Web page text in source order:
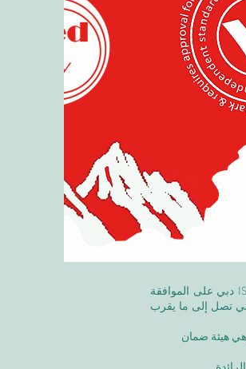
©معهد التدريب الإداري ISB (فرع من ISBM AG) (فرع دبي)، حصل معهد ISB دبي على الموافقة
تصل إلى ما يقرب
هيئة ضمان